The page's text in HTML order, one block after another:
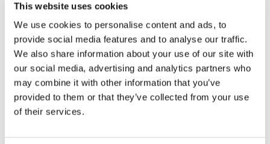
This website uses cookies
We use cookies to personalise content and ads, to
provide social media features and to analyse our traffic.
We also share information about your use of our site with
our social media, advertising and analytics partners who
may combine it with other information that you’ve
provided to them or that they’ve collected from your use
of their services.
eventos